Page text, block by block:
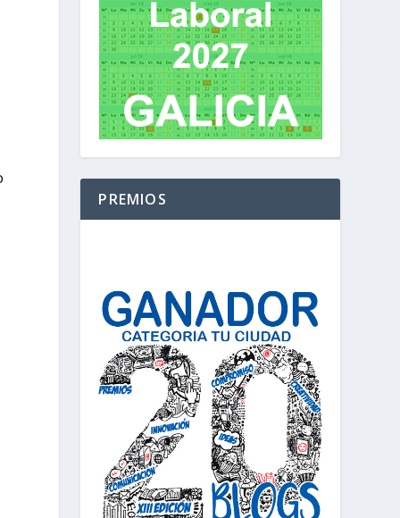
PREMIOS